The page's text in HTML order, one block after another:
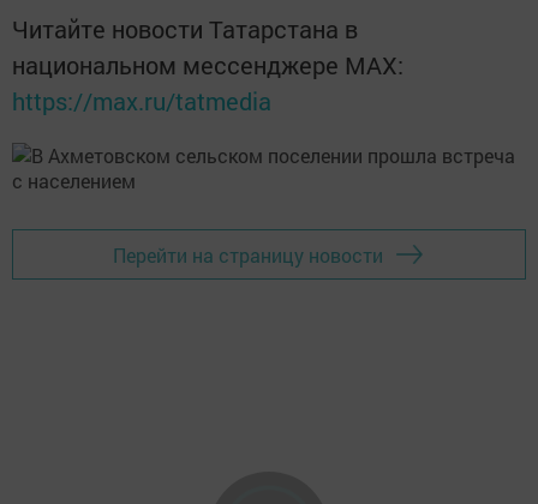
Читайте новости Татарстана в
национальном мессенджере MАХ:
https://max.ru/tatmedia
Перейти на страницу новости